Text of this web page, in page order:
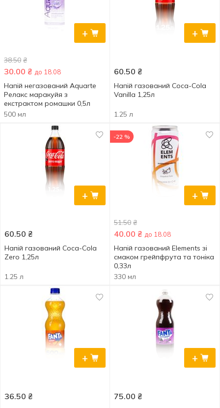
+
38.50 ₴
30.00 ₴ до 18.08
Напій негазований Aquarte
Релакс маракуйя з
екстрактом ромашки 0,5л
500 мл
+
60.50 ₴
Напій газований Coca-Cola
Vanilla 1,25л
1.25 л
+
60.50 ₴
Напій газований Coca-Cola
Zero 1,25л
1.25 л
+
-22 %
51.50 ₴
40.00 ₴ до 18.08
Напій газований Elements зі
смаком грейпфрута та тоніка
0,33л
330 мл
+
36.50 ₴
+
75.00 ₴